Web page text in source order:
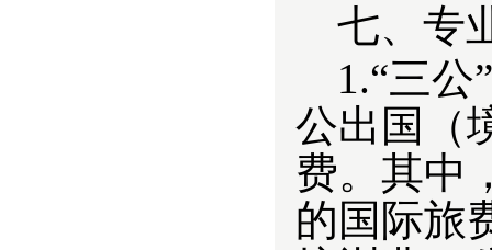
七、 专
1.“三公
公出国（
费。其中
的国际旅